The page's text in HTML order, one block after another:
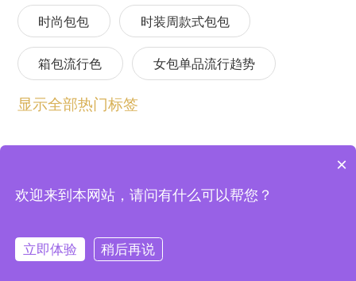
时尚包包 时装周款式包包
箱包流行色 女包单品流行趋势
箱包流行趋势预测
女包流行趋势预测 箱包材质流行趋势
包包设计师品牌 2024春夏包包趋势
24/25秋冬包包流行趋势预测
显示全部热门标签
上海逸尚云联信息技术股份有限公司 © 2004-2026
沪公网安备 31011802003355号
×
欢迎来到本网站，请问有什么可以帮您？
立即体验 稍后再说